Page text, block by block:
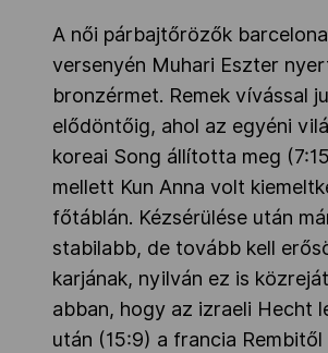
A női párbajtőrözők
versenyén Muhari Eszter
bronzérmet. Remek vívással
elődöntőig, ahol az egyéni
koreai Song állította meg
mellett Kun Anna volt
főtáblán. Kézsérülése után
stabilabb, de tovább kell
karjának, nyilván ez is
abban, hogy az izraeli Hecht
után (15:9) a francia